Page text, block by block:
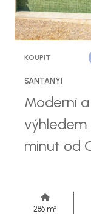
KOUPIT
SANTANYI
Moderní
minut od
286 m²